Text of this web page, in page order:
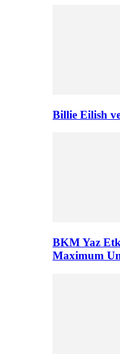
Billie Eilish
BKM Yaz
Maximum